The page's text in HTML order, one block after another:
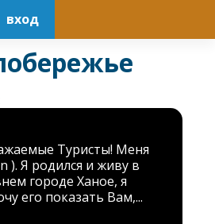
вход
Туристы! Меня
). Я родился и живу в
городе Ханое, я
его показать Вам,...